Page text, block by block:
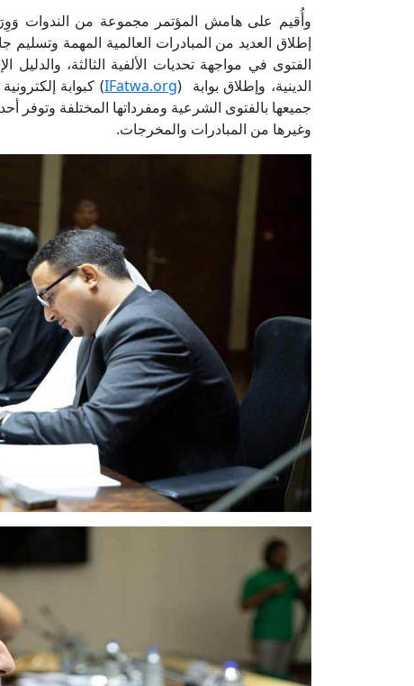
وأُقيم على هامش المؤتمر مجموعة من الندوات وَوِرَش
إطلاق العديد من المبادرات العالمية المهمة وتسليم
الفتوى في مواجهة تحديات الألفية الثالثة،
الدينية، وإطلاق بوابة (IFatwa.org) كبوابة
جميعها بالفتوى الشرعية ومفرداتها المختلفة وتوفر
وغيرها من المبادرات والمخرجات.